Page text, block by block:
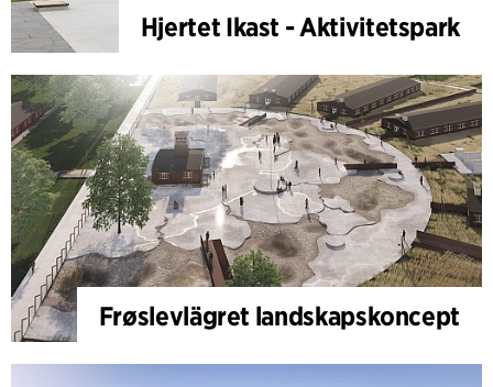
Hjertet Ikast - Aktivitetspark
Frøslevlägret landskapskoncept